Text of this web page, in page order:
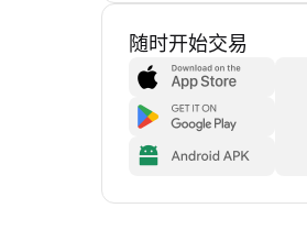
随时开始交易